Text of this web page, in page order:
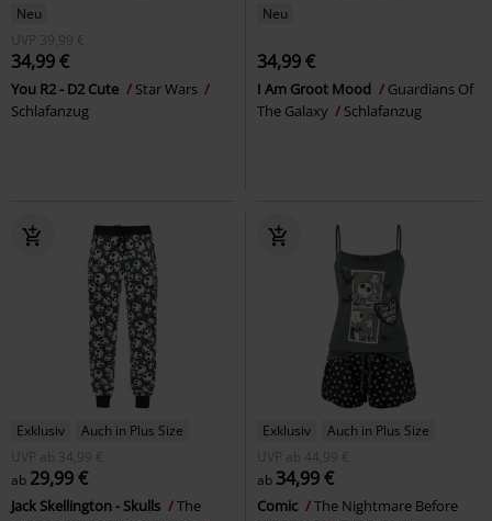
Neu
UVP
39,99 €
34,99 €
You R2 - D2 Cute
Star Wars
Schlafanzug
Neu
34,99 €
I Am Groot Mood
Guardians Of
The Galaxy
Schlafanzug
Exklusiv
Auch in Plus Size
UVP
ab
34,99 €
ab 29,99 €
Jack Skellington - Skulls
The
Exklusiv
Auch in Plus Size
UVP
ab
44,99 €
ab 34,99 €
Comic
The Nightmare Before